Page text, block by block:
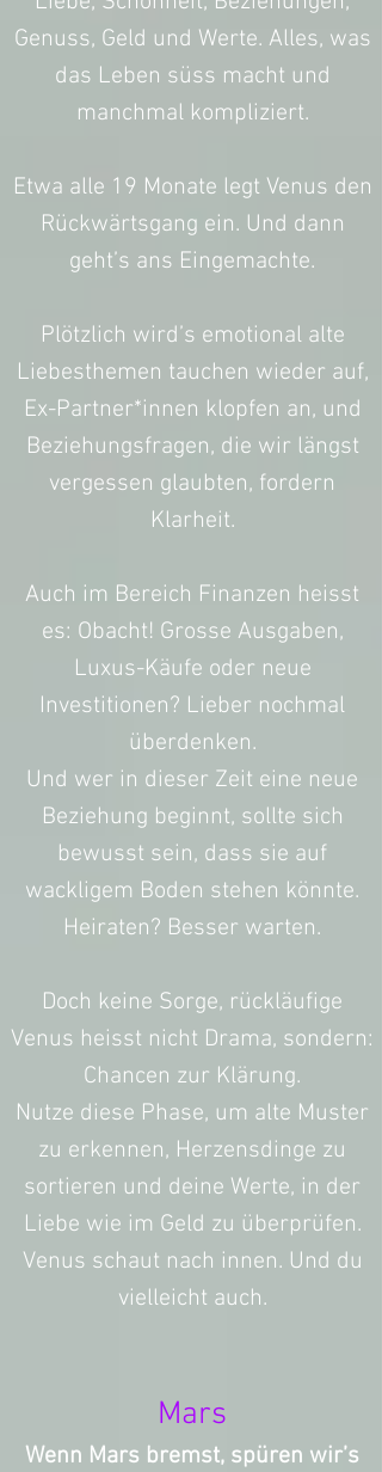
Genuss, Geld und Werte. Alles, was
das Leben süss macht und
manchmal kompliziert.
Etwa alle 19 Monate legt Venus den
Rückwärtsgang ein. Und dann
geht’s ans Eingemachte.
Plötzlich wird’s emotional alte
Liebesthemen tauchen wieder auf,
Ex-Partner*innen klopfen an, und
Beziehungsfragen, die wir längst
vergessen glaubten, fordern
Klarheit.
Auch im Bereich Finanzen heisst
es: Obacht! Grosse Ausgaben,
Luxus-Käufe oder neue
Investitionen? Lieber nochmal
überdenken.
Und wer in dieser Zeit eine neue
Beziehung beginnt, sollte sich
bewusst sein, dass sie auf
wackligem Boden stehen könnte.
Heiraten? Besser warten.
Doch keine Sorge, rückläufige
Venus heisst nicht Drama, sondern:
Chancen zur Klärung.
Nutze diese Phase, um alte Muster
zu erkennen, Herzensdinge zu
sortieren und deine Werte, in der
Liebe wie im Geld zu überprüfen.
Venus schaut nach innen. Und du
vielleicht auch.
Mars
Wenn Mars bremst, spüren wir’s